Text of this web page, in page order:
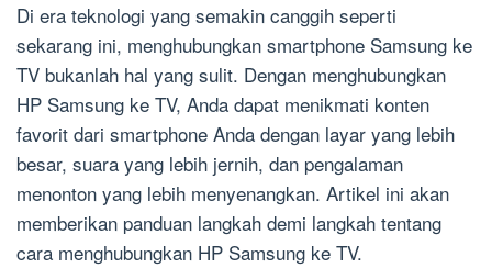
Di era teknologi yang semakin canggih seperti
sekarang ini, menghubungkan smartphone Samsung ke
TV bukanlah hal yang sulit. Dengan menghubungkan
HP Samsung ke TV, Anda dapat menikmati konten
favorit dari smartphone Anda dengan layar yang lebih
besar, suara yang lebih jernih, dan pengalaman
menonton yang lebih menyenangkan. Artikel ini akan
memberikan panduan langkah demi langkah tentang
cara menghubungkan HP Samsung ke TV.